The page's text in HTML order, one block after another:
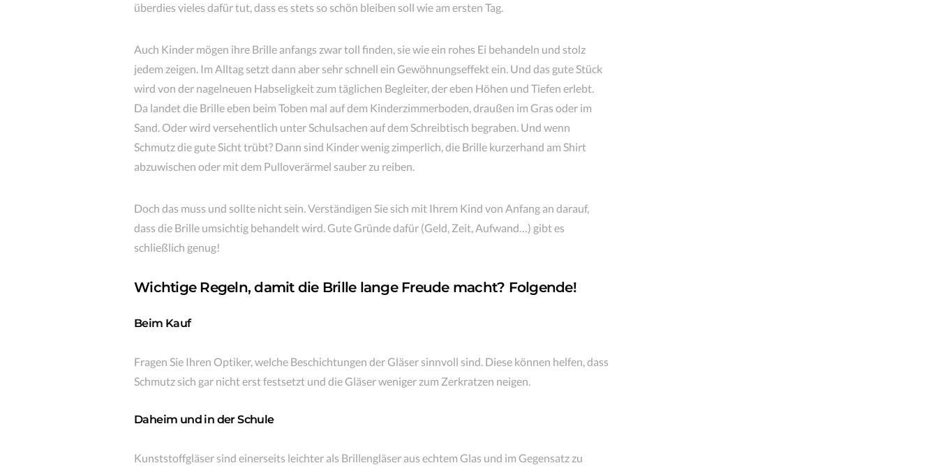
überdies vieles dafür tut, dass es stets so schön bleiben soll wie am ersten Tag.
Auch Kinder mögen ihre Brille anfangs zwar toll finden, sie wie ein rohes Ei behandeln und stolz
jedem zeigen. Im Alltag setzt dann aber sehr schnell ein Gewöhnungseffekt ein. Und das gute Stück
wird von der nagelneuen Habseligkeit zum täglichen Begleiter, der eben Höhen und Tiefen erlebt.
Da landet die Brille eben beim Toben mal auf dem Kinderzimmerboden, draußen im Gras oder im
Sand. Oder wird versehentlich unter Schulsachen auf dem Schreibtisch begraben. Und wenn
Schmutz die gute Sicht trübt? Dann sind Kinder wenig zimperlich, die Brille kurzerhand am Shirt
abzuwischen oder mit dem Pulloverärmel sauber zu reiben.
Doch das muss und sollte nicht sein. Verständigen Sie sich mit Ihrem Kind von Anfang an darauf,
dass die Brille umsichtig behandelt wird. Gute Gründe dafür (Geld, Zeit, Aufwand…) gibt es
schließlich genug!
Wichtige Regeln, damit die Brille lange Freude macht? Folgende!
Beim Kauf
Fragen Sie Ihren Optiker, welche Beschichtungen der Gläser sinnvoll sind. Diese können helfen, dass
Schmutz sich gar nicht erst festsetzt und die Gläser weniger zum Zerkratzen neigen.
Daheim und in der Schule
Kunststoffgläser sind einerseits leichter als Brillengläser aus echtem Glas und im Gegensatz zu